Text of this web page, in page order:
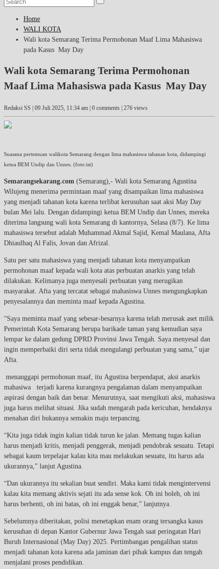
Home
WALI KOTA
Wali kota Semarang Terima Permohonan Maaf Lima Mahasiswa
pada Kasus May Day
Wali kota Semarang Terima Permohonan
Maaf Lima Mahasiswa pada Kasus May Day
Redaksi SS | 09 Juli 2025, 11:34 am | 0 comments | 276 views
Suasana pertemuan walikota Semarang dengan lima mahasiswa tahanan kota, didampingi
ketua BEM Undip dan Unnes. (foto:ist)
Semarangsekarang.com (Semarang),- Wali kota Semarang Agustina
Wilujeng menerima permintaan maaf yang disampaikan lima mahasiswa
yang menjadi tahanan kota karena terlibat kerusuhan saat aksi May Day
bulan Mei lalu. Dengan didampingi ketua BEM Undip dan Unnes, mereka
diterima langsung wali kota Semarang di kantornya, Selasa (8/7). Ke lima
mahasiswa tersebut adalah Muhammad Akmal Sajid, Kemal Maulana, Afta
Dhiaulhaq Al Falis, Jovan dan Afrizal.
Satu per satu mahasiswa yang menjadi tahanan kota menyampaikan
permohonan maaf kepada wali kota atas perbuatan anarkis yang telah
dilakukan. Kelimanya juga menyesali perbuatan yang merugikan
masyarakat. Afta yang tercatat sebagai mahasiswa Unnes mengungkapkan
penyesalannya dan meminta maaf kepada Agustina.
“Saya meminta maaf yang sebesar-besarnya karena telah merusak aset milik
Pemerintah Kota Semarang berupa barikade taman yang kemudian saya
lempar ke dalam gedung DPRD Provinsi Jawa Tengah. Saya menyesal dan
ingin memperbaiki diri serta tidak mengulangi perbuatan yang sama,” ujar
Afta.
menanggapi permohonan maaf, itu Agustina berpendapat, aksi anarkis
mahasiwa terjadi karena kurangnya pengalaman dalam menyampaikan
aspirasi dengan baik dan benar. Menurutnya, saat mengikuti aksi, mahasiswa
juga harus melihat situasi. Jika sudah mengarah pada kericuhan, hendaknya
menahan diri bukannya semakin maju terpancing.
“Kita juga tidak ingin kalian tidak turun ke jalan. Memang tugas kalian
harus menjadi kritis, menjadi penggerak, menjadi pendobrak sesuatu. Tetapi
sebagai kaum terpelajar kalau kita mau melakukan sesuatu, itu harus ada
ukurannya,” lanjut Agustina.
“Dan ukurannya itu sekalian buat sendiri. Maka kami tidak mengintervensi
kalau kita memang aktivis sejati itu ada sense kok. Oh ini boleh, oh ini
harus berhenti, oh ini batas, oh ini enggak benar,” lanjutnya.
Sebelumnya diberitakan, polisi menetapkan enam orang tersangka kasus
kerusuhan di depan Kantor Gubernur Jawa Tengah saat peringatan Hari
Buruh Internasional (May Day) 2025. Pertimbangan pengalihan status
menjadi tahanan kota karena ada jaminan dari pihak kampus dan tengah
menjalani proses pendidikan.